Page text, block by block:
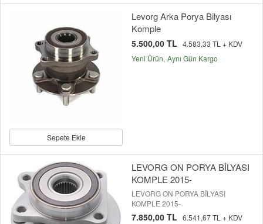
Sepete Ekle
Levorg Arka Porya Bilyası
Komple
5.500,00 TL 4.583,33 TL + KDV
Yeni Ürün Aynı Gün Kargo
LEVORG ON PORYA BİLYASI
KOMPLE 2015-
LEVORG ON PORYA BİLYASI
KOMPLE 2015-
7.850,00 TL 6.541,67 TL + KDV